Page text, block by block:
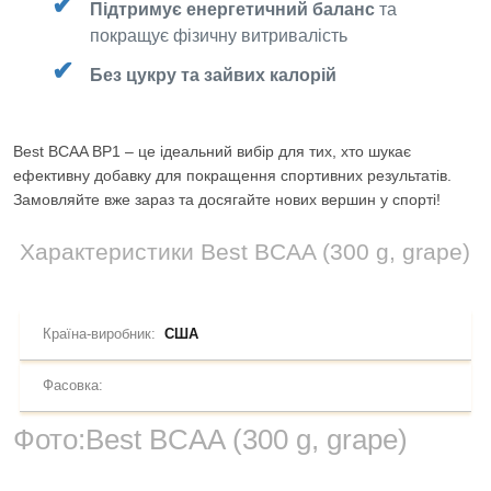
Підтримує енергетичний баланс та
покращує фізичну витривалість
Без цукру та зайвих калорій
Best BCAA BP1 – це ідеальний вибір для тих, хто шукає
ефективну добавку для покращення спортивних результатів.
Замовляйте вже зараз та досягайте нових вершин у спорті!
Характеристики Best BCAA (300 g, grape)
Країна-виробник: США
Фасовка:
Фото:Best BCAA (300 g, grape)